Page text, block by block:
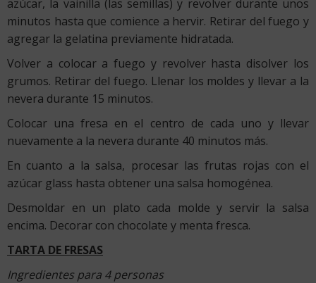
azúcar, la vainilla (las semillas) y revolver durante unos
minutos hasta que comience a hervir. Retirar del fuego y
agregar la gelatina previamente hidratada.
Volver a colocar a fuego y revolver hasta disolver los
grumos. Retirar del fuego. Llenar los moldes y llevar a la
nevera durante 15 minutos.
Colocar una fresa en el centro de cada uno y llevar
nuevamente a la nevera durante 40 minutos más.
En cuanto a la salsa, procesar las frutas rojas con el
azúcar glass hasta obtener una salsa homogénea.
Desmoldar en un plato cada molde y servir la salsa
encima. Decorar con chocolate y menta fresca.
TARTA DE FRESAS
Ingredientes para 4 personas